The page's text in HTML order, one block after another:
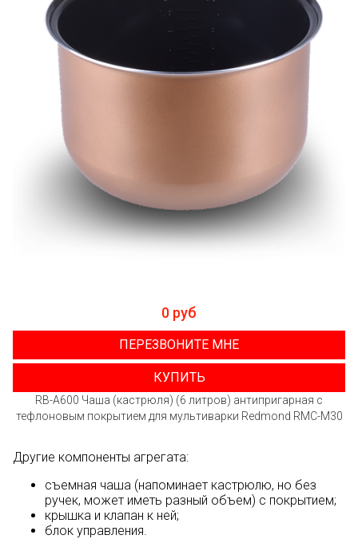
0 руб
ПЕРЕЗВОНИТЕ МНЕ
КУПИТЬ
RB-A600 Чаша (кастрюля) (6 литров) антипригарная с
тефлоновым покрытием для мультиварки Redmond RMC-M30
Другие компоненты агрегата:
съемная чаша (напоминает кастрюлю, но без
ручек, может иметь разный объем) с покрытием;
крышка и клапан к ней;
блок управления.